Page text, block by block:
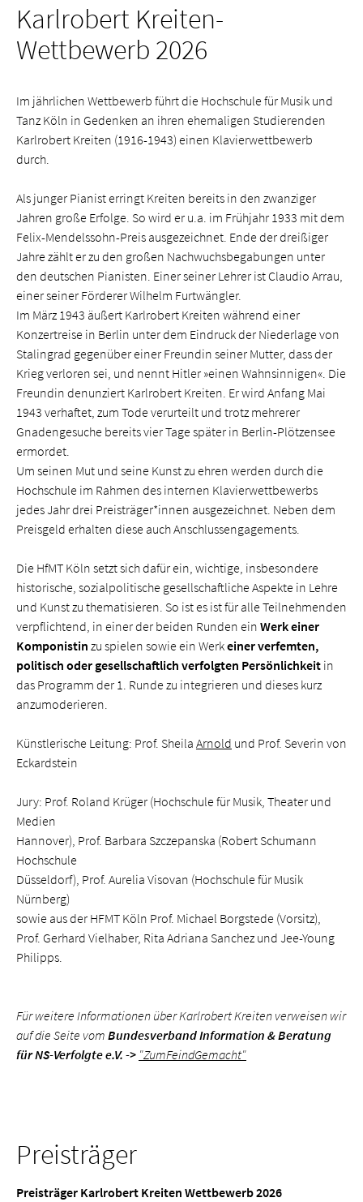
Karlrobert Kreiten-
Wettbewerb 2026
Im jährlichen Wettbewerb führt die Hochschule für Musik und
Tanz Köln in Gedenken an ihren ehemaligen Studierenden
Karlrobert Kreiten (1916-1943) einen Klavierwettbewerb
durch.
Als junger Pianist erringt Kreiten bereits in den zwanziger
Jahren große Erfolge. So wird er u.a. im Frühjahr 1933 mit dem
Felix-Mendelssohn-Preis ausgezeichnet. Ende der dreißiger
Jahre zählt er zu den großen Nachwuchsbegabungen unter
den deutschen Pianisten. Einer seiner Lehrer ist Claudio Arrau,
einer seiner Förderer Wilhelm Furtwängler.
Im März 1943 äußert Karlrobert Kreiten während einer
Konzertreise in Berlin unter dem Eindruck der Niederlage von
Stalingrad gegenüber einer Freundin seiner Mutter, dass der
Krieg verloren sei, und nennt Hitler »einen Wahnsinnigen«. Die
Freundin denunziert Karlrobert Kreiten. Er wird Anfang Mai
1943 verhaftet, zum Tode verurteilt und trotz mehrerer
Gnadengesuche bereits vier Tage später in Berlin-Plötzensee
ermordet.
Um seinen Mut und seine Kunst zu ehren werden durch die
Hochschule im Rahmen des internen Klavierwettbewerbs
jedes Jahr drei Preisträger*innen ausgezeichnet. Neben dem
Preisgeld erhalten diese auch Anschlussengagements.
Die HfMT Köln setzt sich dafür ein, wichtige, insbesondere
historische, sozialpolitische gesellschaftliche Aspekte in Lehre
und Kunst zu thematisieren. So ist es ist für alle Teilnehmenden
verpflichtend, in einer der beiden Runden ein Werk einer
Komponistin zu spielen sowie ein Werkeiner verfemten,
politisch oder gesellschaftlich verfolgten Persönlichkeit in
das Programm der 1. Runde zu integrieren und dieses kurz
anzumoderieren.
Künstlerische Leitung: Prof. Sheila Arnold und Prof. Severin von
Eckardstein
Jury: Prof. Roland Krüger (Hochschule für Musik, Theater und
Medien
Hannover), Prof. Barbara Szczepanska (Robert Schumann
Hochschule
Düsseldorf), Prof. Aurelia Visovan (Hochschule für Musik
Nürnberg)
sowie aus der HFMT Köln Prof. Michael Borgstede (Vorsitz),
Prof. Gerhard Vielhaber, Rita Adriana Sanchez und Jee-Young
Philipps.
Für weitere Informationen über Karlrobert Kreiten verweisen wir
auf die Seite vom Bundesverband Information & Beratung
für NS-Verfolgte e.V. -> "ZumFeindGemacht"
Preisträger
Preisträger Karlrobert Kreiten Wettbewerb 2026